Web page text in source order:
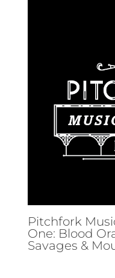
Pitchfork
One: Blood
Savages &